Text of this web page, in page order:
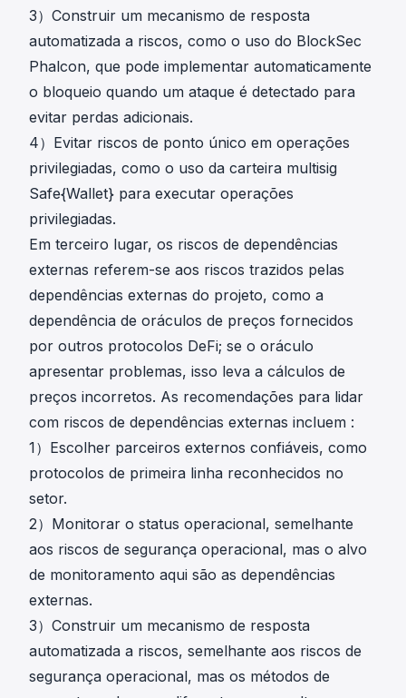
3）Construir um mecanismo de resposta
automatizada a riscos, como o uso do BlockSec
Phalcon, que pode implementar automaticamente
o bloqueio quando um ataque é detectado para
evitar perdas adicionais.
4）Evitar riscos de ponto único em operações
privilegiadas, como o uso da carteira multisig
Safe{Wallet} para executar operações
privilegiadas.
Em terceiro lugar, os riscos de dependências
externas referem-se aos riscos trazidos pelas
dependências externas do projeto, como a
dependência de oráculos de preços fornecidos
por outros protocolos DeFi; se o oráculo
apresentar problemas, isso leva a cálculos de
preços incorretos. As recomendações para lidar
com riscos de dependências externas incluem :
1）Escolher parceiros externos confiáveis, como
protocolos de primeira linha reconhecidos no
setor.
2）Monitorar o status operacional, semelhante
aos riscos de segurança operacional, mas o alvo
de monitoramento aqui são as dependências
externas.
3）Construir um mecanismo de resposta
automatizada a riscos, semelhante aos riscos de
segurança operacional, mas os métodos de